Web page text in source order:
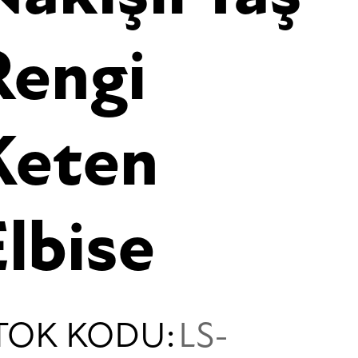
KODU:LS-